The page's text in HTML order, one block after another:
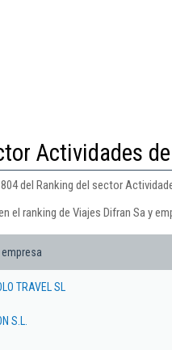
Actividades
del Ranking del sector
el ranking de Viajes Difran Sa y
TRAVEL SL
S.L.